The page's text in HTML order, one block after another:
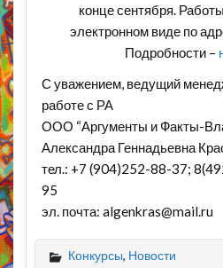
конце сентября.
электронном виде по
Подробности –
С уважением, ведущий
работе с РА
ООО “Аргументы и Факты-
Александра Геннадьевна
тел.: +7 (904)252-88-37;
95
эл. почта: algenkras@mail.ru
Конкурсы, Новости